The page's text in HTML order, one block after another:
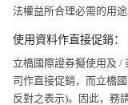
法權益所合理必需的用途
使用資料作直接促銷：
立橋國際證券擬使用及 /
司作直接促銷，而立橋
反對之表示)。因此，務